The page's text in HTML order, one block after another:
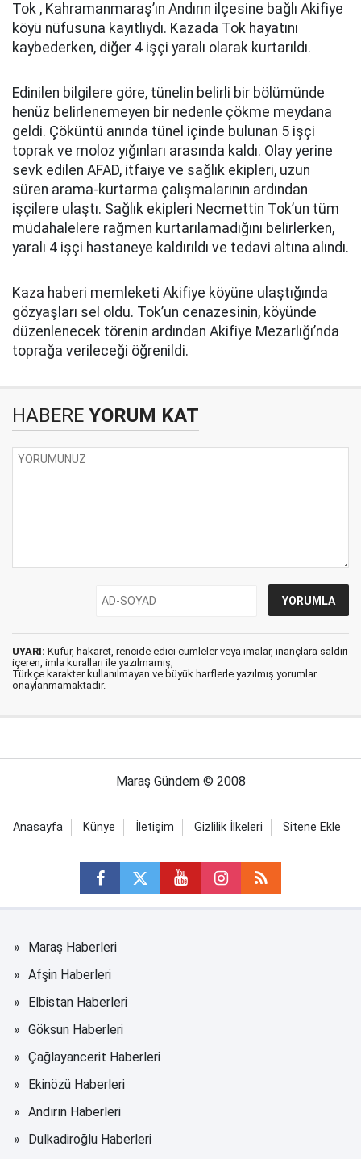
Tok , Kahramanmaraş’ın Andırın ilçesine bağlı Akifiye
köyü nüfusuna kayıtlıydı. Kazada Tok hayatını
kaybederken, diğer 4 işçi yaralı olarak kurtarıldı.
Edinilen bilgilere göre, tünelin belirli bir bölümünde
henüz belirlenemeyen bir nedenle çökme meydana
geldi. Çöküntü anında tünel içinde bulunan 5 işçi
toprak ve moloz yığınları arasında kaldı. Olay yerine
sevk edilen AFAD, itfaiye ve sağlık ekipleri, uzun
süren arama-kurtarma çalışmalarının ardından
işçilere ulaştı. Sağlık ekipleri Necmettin Tok’un tüm
müdahalelere rağmen kurtarılamadığını belirlerken,
yaralı 4 işçi hastaneye kaldırıldı ve tedavi altına alındı.
Kaza haberi memleketi Akifiye köyüne ulaştığında
gözyaşları sel oldu. Tok’un cenazesinin, köyünde
düzenlenecek törenin ardından Akifiye Mezarlığı’nda
toprağa verileceği öğrenildi.
HABERE YORUM KAT
UYARI: Küfür, hakaret, rencide edici cümleler veya imalar, inançlara saldırı
içeren, imla kuralları ile yazılmamış,
Türkçe karakter kullanılmayan ve büyük harflerle yazılmış yorumlar
onaylanmamaktadır.
Maraş Gündem © 2008
Anasayfa Künye İletişim Gizlilik İlkeleri Sitene Ekle
Maraş Haberleri
Afşin Haberleri
Elbistan Haberleri
Göksun Haberleri
Çağlayancerit Haberleri
Ekinözü Haberleri
Andırın Haberleri
Dulkadiroğlu Haberleri